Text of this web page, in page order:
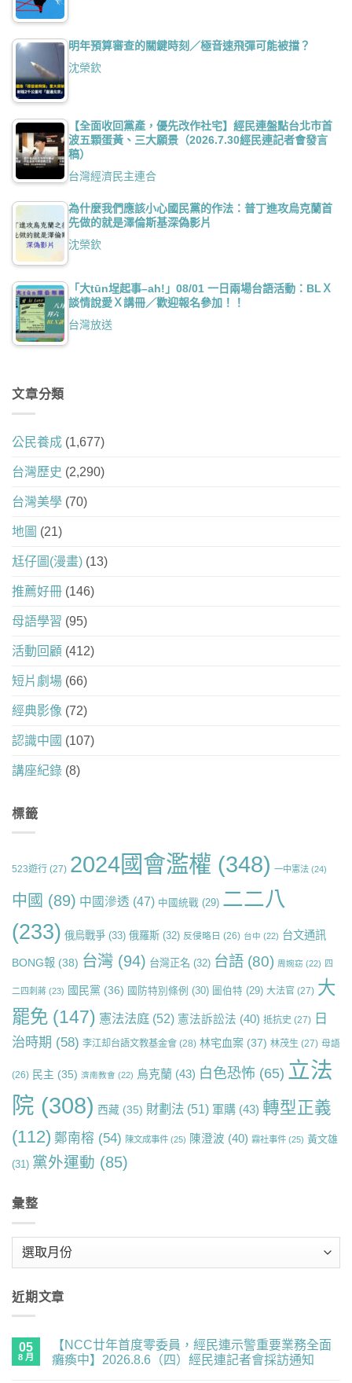
明年預算審查的關鍵時刻／極音速飛彈可能被擋？
沈榮欽
【全面收回黨產，優先改作社宅】經民連盤點台北市首
波五顆蛋黃、三大願景（2026.7.30經民連記者會發言
稿）
台灣經濟民主連合
為什麼我們應該小心國民黨的作法：普丁進攻烏克蘭首
先做的就是澤倫斯基深偽影片
沈榮欽
「大tūn埕起事–ah!」08/01 一日兩場台語活動：BLＸ
談情說愛Ｘ講冊／歡迎報名參加！！
台灣放送
文章分類
公民養成 (1,677)
台灣歷史 (2,290)
台灣美學 (70)
地圖 (21)
尪仔圖(漫畫) (13)
推薦好冊 (146)
母語學習 (95)
活動回顧 (412)
短片劇場 (66)
經典影像 (72)
認識中國 (107)
講座紀錄 (8)
標籤
523遊行 (27) 2024國會濫權 (348) 一中憲法 (24)
中國 (89) 中國滲透 (47) 中國統戰 (29) 二二八
(233) 俄烏戰爭 (33) 俄羅斯 (32) 反侵略日 (26) 台中 (22) 台文通訊
BONG報 (38) 台灣 (94) 台灣正名 (32) 台語 (80) 周婉窈 (22) 四
二四刺蔣 (23) 國民黨 (36) 國防特別條例 (30) 圖伯特 (29) 大法官 (27) 大
罷免 (147) 憲法法庭 (52) 憲法訴訟法 (40) 抵抗史 (27) 日
治時期 (58) 李江却台語文教基金會 (28) 林宅血案 (37) 林茂生 (27) 母語
(26) 民主 (35) 濟南教會 (22) 烏克蘭 (43) 白色恐怖 (65) 立法
院 (308) 西藏 (35) 財劃法 (51) 軍購 (43) 轉型正義
(112) 鄭南榕 (54) 陳文成事件 (25) 陳澄波 (40) 霧社事件 (25) 黃文雄
(31) 黨外運動 (85)
彙整
近期文章
05
8 月
【NCC廿年首度零委員，經民連示警重要業務全面
癱瘓中】2026.8.6（四）經民連記者會採訪通知